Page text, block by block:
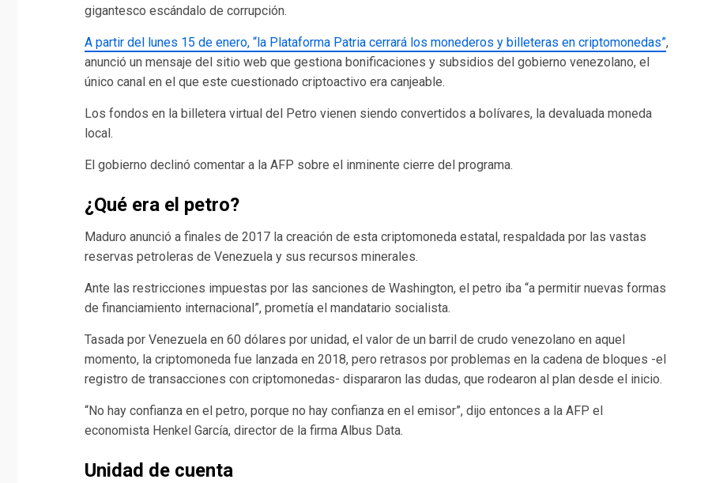
gigantesco escándalo de corrupción.
A partir del lunes 15 de enero, “la Plataforma Patria cerrará los monederos y billeteras en criptomonedas”,
anunció un mensaje del sitio web que gestiona bonificaciones y subsidios del gobierno venezolano, el
único canal en el que este cuestionado criptoactivo era canjeable.
Los fondos en la billetera virtual del Petro vienen siendo convertidos a bolívares, la devaluada moneda
local.
El gobierno declinó comentar a la AFP sobre el inminente cierre del programa.
¿Qué era el petro?
Maduro anunció a finales de 2017 la creación de esta criptomoneda estatal, respaldada por las vastas
reservas petroleras de Venezuela y sus recursos minerales.
Ante las restricciones impuestas por las sanciones de Washington, el petro iba “a permitir nuevas formas
de financiamiento internacional”, prometía el mandatario socialista.
Tasada por Venezuela en 60 dólares por unidad, el valor de un barril de crudo venezolano en aquel
momento, la criptomoneda fue lanzada en 2018, pero retrasos por problemas en la cadena de bloques -el
registro de transacciones con criptomonedas- dispararon las dudas, que rodearon al plan desde el inicio.
“No hay confianza en el petro, porque no hay confianza en el emisor”, dijo entonces a la AFP el
economista Henkel García, director de la firma Albus Data.
Unidad de cuenta